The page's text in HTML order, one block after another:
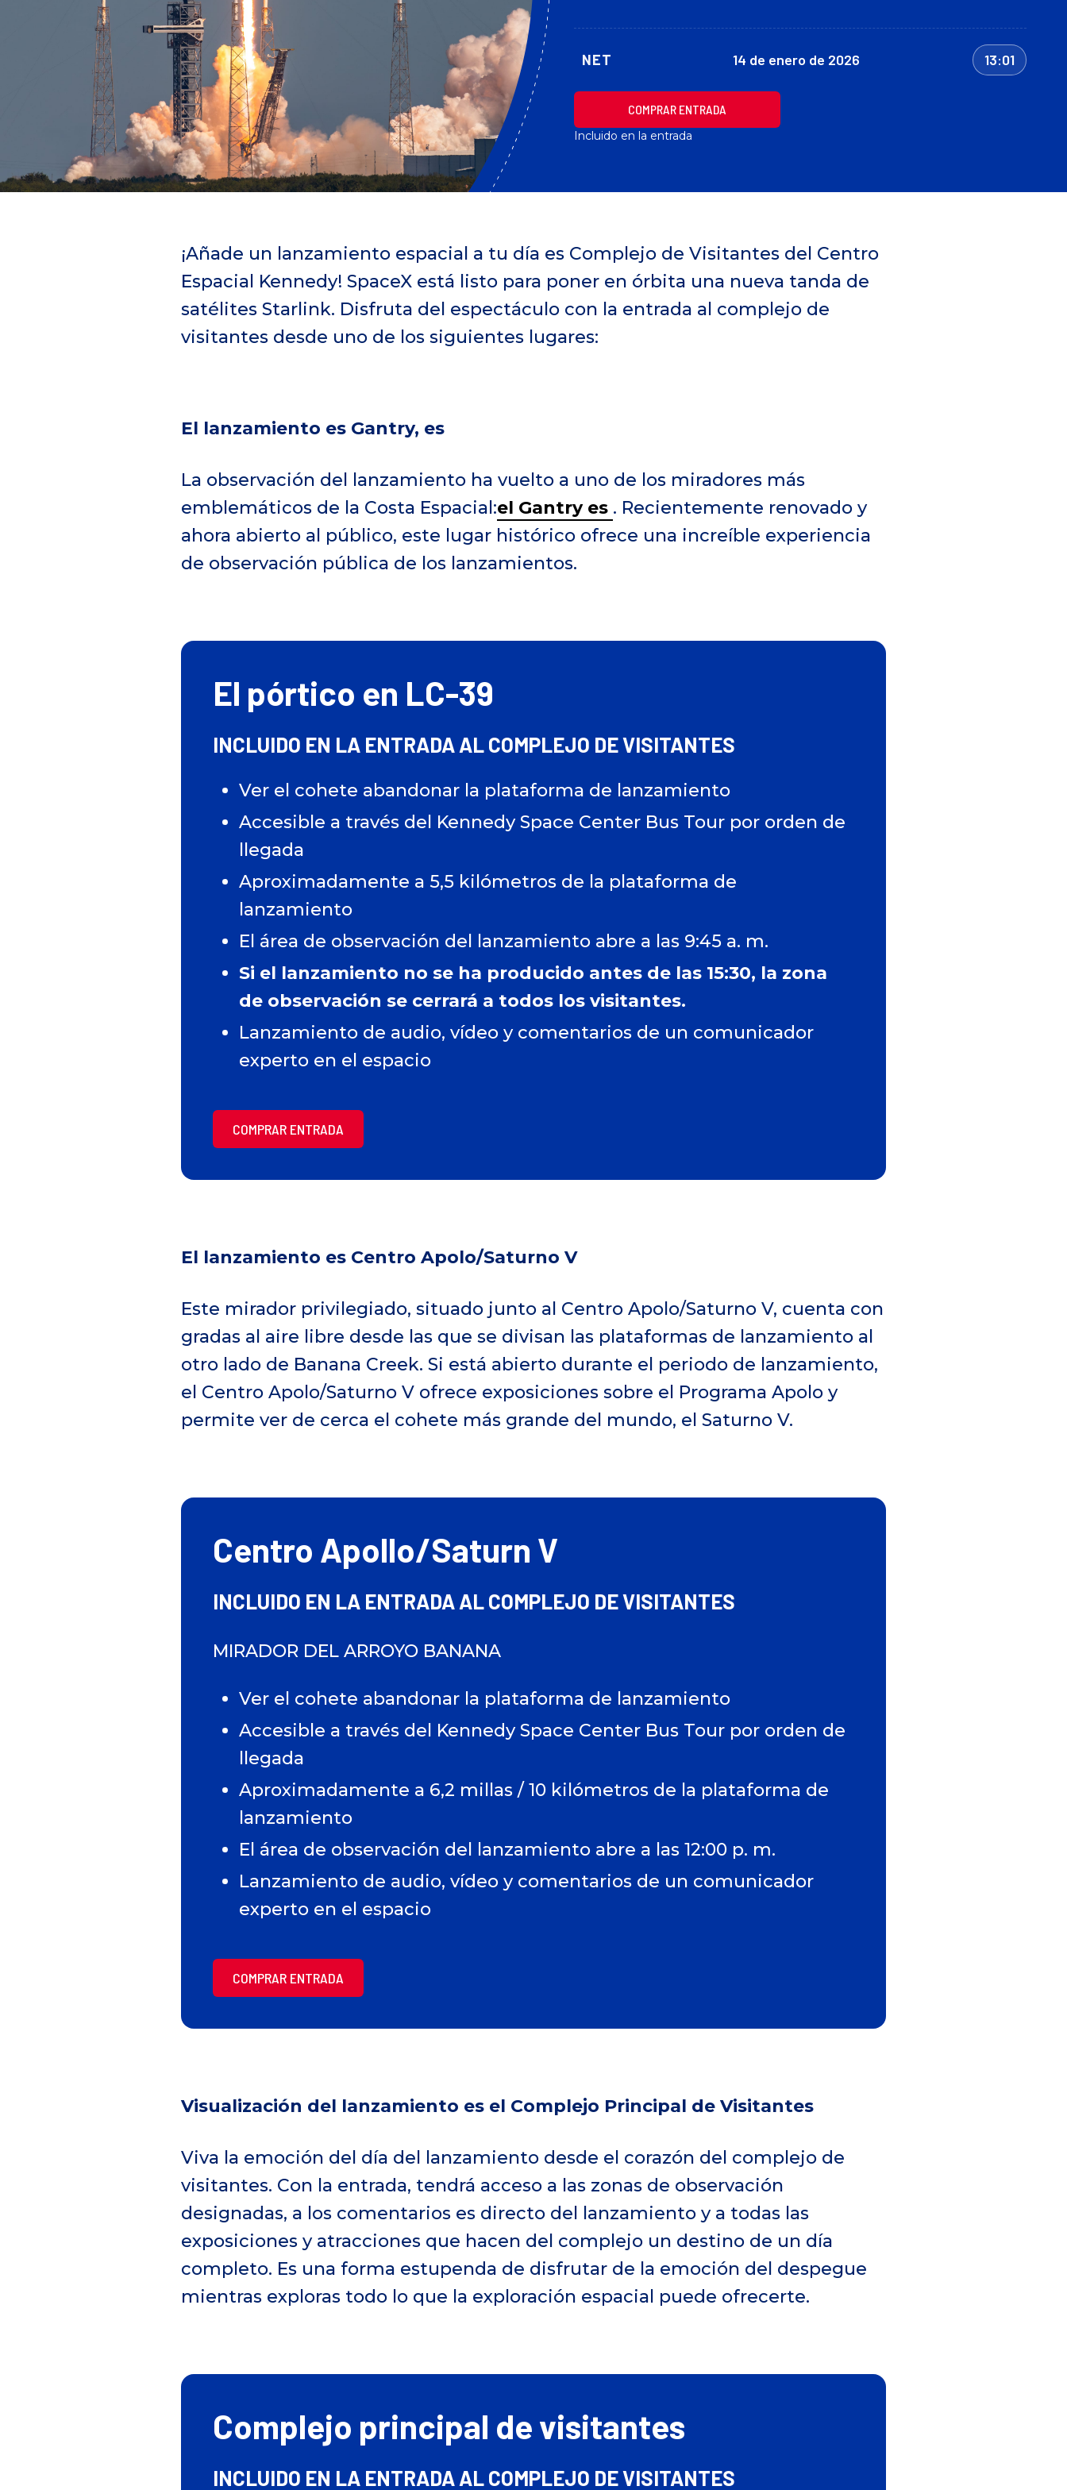
g
i
n
a
d
e
i
i
c
i
o
NET 14 de enero de 2026 13:01
COMPRAR ENTRADA
Incluido en la entrada
¡Añade un lanzamiento espacial a tu día es Complejo de Visitantes del Centro
Espacial Kennedy! SpaceX está listo para poner en órbita una nueva tanda de
satélites Starlink. Disfruta del espectáculo con la entrada al complejo de
visitantes desde uno de los siguientes lugares:
El lanzamiento es Gantry, es
La observación del lanzamiento ha vuelto a uno de los miradores más
emblemáticos de la Costa Espacial:el Gantry es . Recientemente renovado y
ahora abierto al público, este lugar histórico ofrece una increíble experiencia
de observación pública de los lanzamientos.
El pórtico en LC-39
INCLUIDO EN LA ENTRADA AL COMPLEJO DE VISITANTES
Ver el cohete abandonar la plataforma de lanzamiento
Accesible a través del Kennedy Space Center Bus Tour por orden de
llegada
Aproximadamente a 5,5 kilómetros de la plataforma de
lanzamiento
El área de observación del lanzamiento abre a las 9:45 a. m.
Si el lanzamiento no se ha producido antes de las 15:30, la zona
de observación se cerrará a todos los visitantes.
Lanzamiento de audio, vídeo y comentarios de un comunicador
experto en el espacio
COMPRAR ENTRADA
El lanzamiento es Centro Apolo/Saturno V
Este mirador privilegiado, situado junto al Centro Apolo/Saturno V, cuenta con
gradas al aire libre desde las que se divisan las plataformas de lanzamiento al
otro lado de Banana Creek. Si está abierto durante el periodo de lanzamiento,
el Centro Apolo/Saturno V ofrece exposiciones sobre el Programa Apolo y
permite ver de cerca el cohete más grande del mundo, el Saturno V.
Centro Apollo/Saturn V
INCLUIDO EN LA ENTRADA AL COMPLEJO DE VISITANTES
MIRADOR DEL ARROYO BANANA
Ver el cohete abandonar la plataforma de lanzamiento
Accesible a través del Kennedy Space Center Bus Tour por orden de
llegada
Aproximadamente a 6,2 millas / 10 kilómetros de la plataforma de
lanzamiento
El área de observación del lanzamiento abre a las 12:00 p. m.
Lanzamiento de audio, vídeo y comentarios de un comunicador
experto en el espacio
COMPRAR ENTRADA
Visualización del lanzamiento es el Complejo Principal de Visitantes
Viva la emoción del día del lanzamiento desde el corazón del complejo de
visitantes. Con la entrada, tendrá acceso a las zonas de observación
designadas, a los comentarios es directo del lanzamiento y a todas las
exposiciones y atracciones que hacen del complejo un destino de un día
completo. Es una forma estupenda de disfrutar de la emoción del despegue
mientras exploras todo lo que la exploración espacial puede ofrecerte.
Complejo principal de visitantes
INCLUIDO EN LA ENTRADA AL COMPLEJO DE VISITANTES